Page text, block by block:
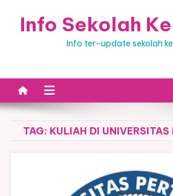
Info Sekolah
Info ter-update sekolah
TAG: KULIAH DI UNIVERSITAS